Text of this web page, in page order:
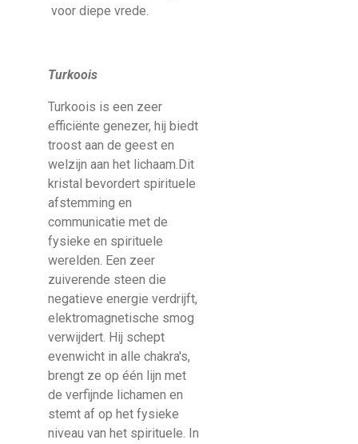
voor diepe vrede.
Turkoois
Turkoois is een zeer
efficiënte genezer, hij biedt
troost aan de geest en
welzijn aan het lichaam.Dit
kristal bevordert spirituele
afstemming en
communicatie met de
fysieke en spirituele
werelden. Een zeer
zuiverende steen die
negatieve energie verdrijft,
elektromagnetische smog
verwijdert. Hij schept
evenwicht in alle chakra's,
brengt ze op één lijn met
de verfijnde lichamen en
stemt af op het fysieke
niveau van het spirituele. In